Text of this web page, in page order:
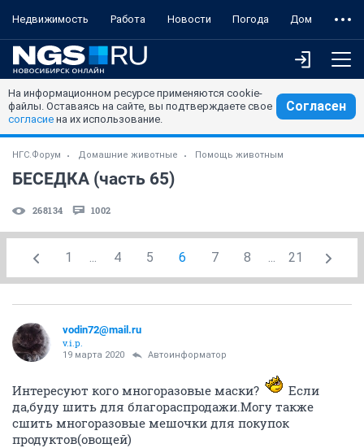
Недвижимость Работа Новости Погода Дом
На информационном ресурсе применяются cookie-
файлы. Оставаясь на сайте, вы подтверждаете свое
согласие на их использование.
Согласен
НГС.Форум Домашние животные Помощь животным
БЕСЕДКА (часть 65)
268134 1002
1 ... 4 5 6 7 8 ... 21
vodin72@mail.ru
v.i.p.
19 марта 2020 Автоинформатор
Интересуют кого многоразовые маски?
Если
да,буду шить для благораспродажи.Могу также
сшить многоразовые мешочки для покупок
продуктов(овощей)